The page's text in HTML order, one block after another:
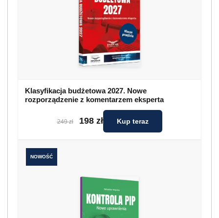
Klasyfikacja budżetowa 2027. Nowe
rozporządzenie z komentarzem eksperta
249 zł 198 zł Kup teraz
NOWOŚĆ